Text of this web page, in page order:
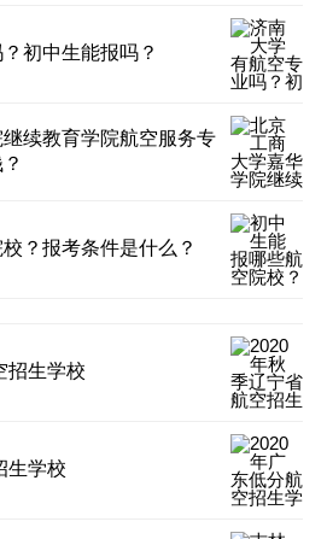
初中生能报吗？
续教育学院航空服务专
？报考条件是什么？
招生学校
生学校